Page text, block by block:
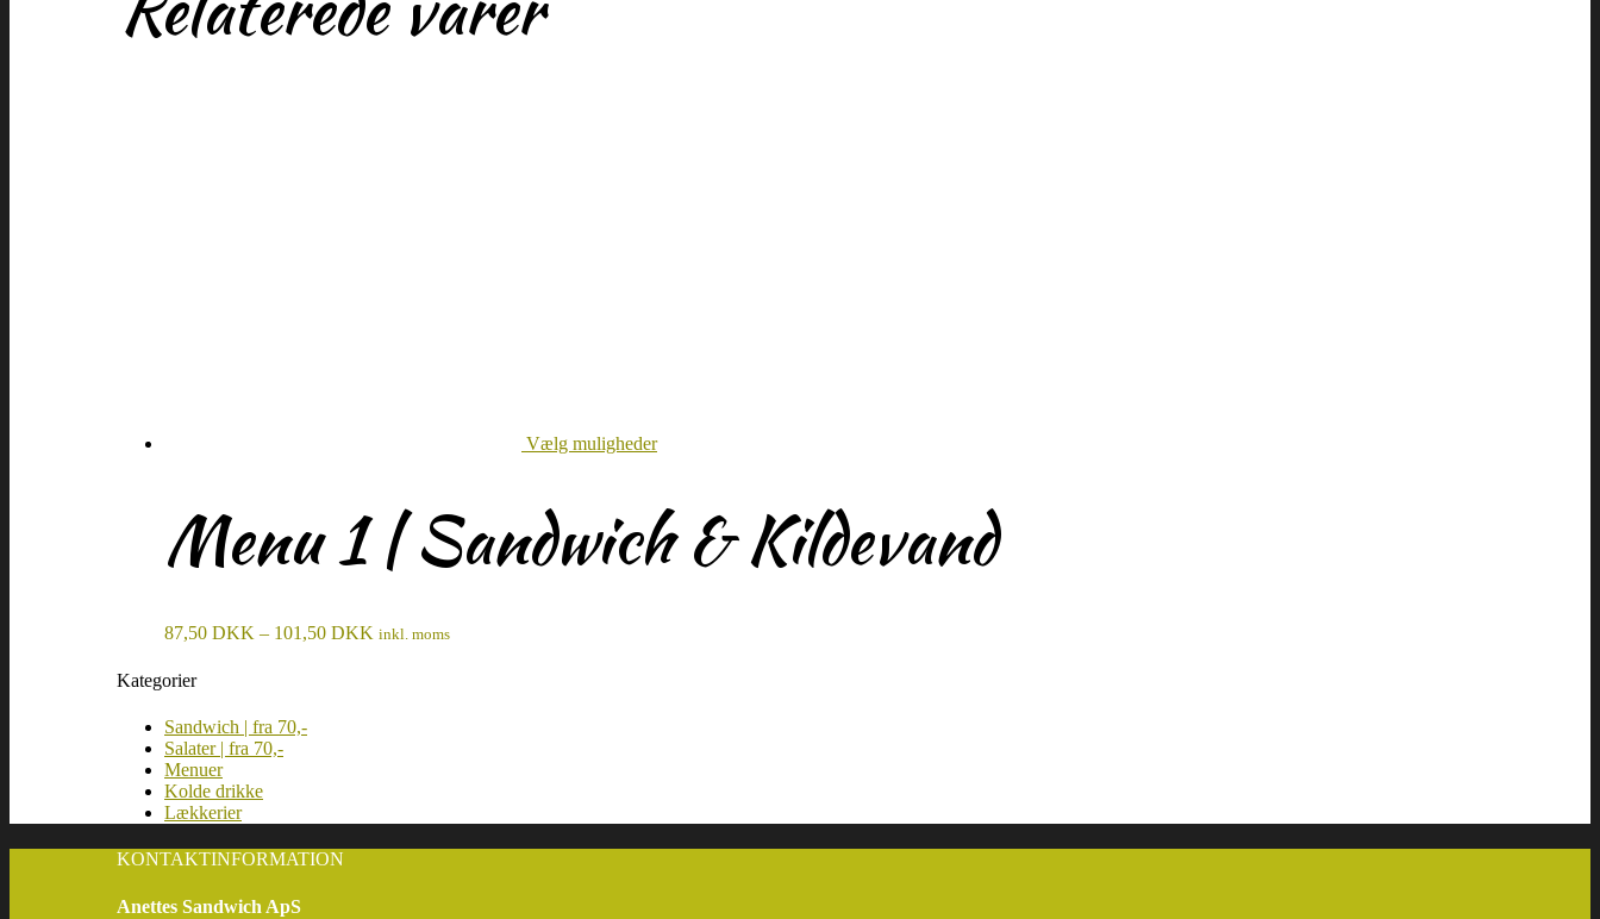
Vælg muligheder
Menu 1 | Sandwich & Kildevand
87,50 DKK – 101,50 DKK inkl. moms
Kategorier
Sandwich | fra 70,-
Salater | fra 70,-
Menuer
Kolde drikke
Lækkerier
KONTAKTINFORMATION
Anettes Sandwich ApS